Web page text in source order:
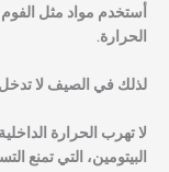
أستخدم مواد مثل الفوم
الحرارة.
لذلك في الصيف لا تدخل
لا تهرب الحرارة
البيتومين، التي تمنع